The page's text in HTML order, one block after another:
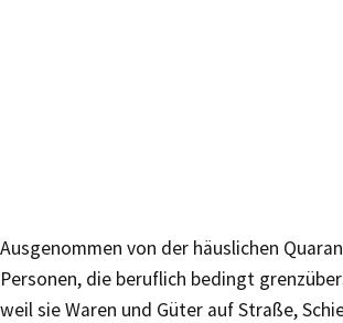
Ausgenommen von der häuslichen
Personen, die beruflich bedingt
weil sie Waren und Güter auf Straße,